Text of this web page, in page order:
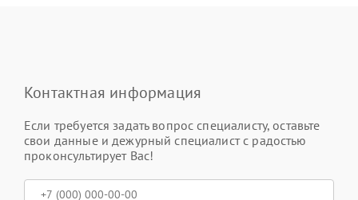
Контактная информация
Если требуется задать вопрос специалисту, оставьте
свои данные и дежурный специалист с радостью
проконсультирует Вас!